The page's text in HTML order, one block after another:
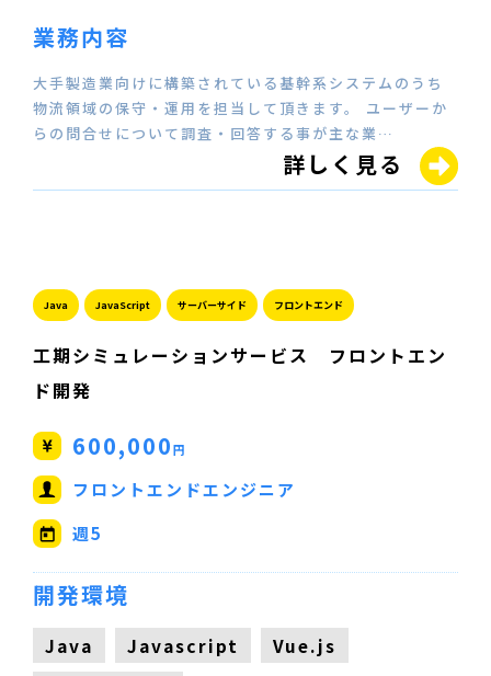
業務内容
大手製造業向けに構築されている基幹系システムのうち
物流領域の保守・運用を担当して頂きます。 ユーザーか
らの問合せについて調査・回答する事が主な業…
詳しく見る
Java JavaScript サーバーサイド フロントエンド
工期シミュレーションサービス フロントエン
ド開発
600,000円
フロントエンドエンジニア
週5
開発環境
Java Javascript
Vue.js